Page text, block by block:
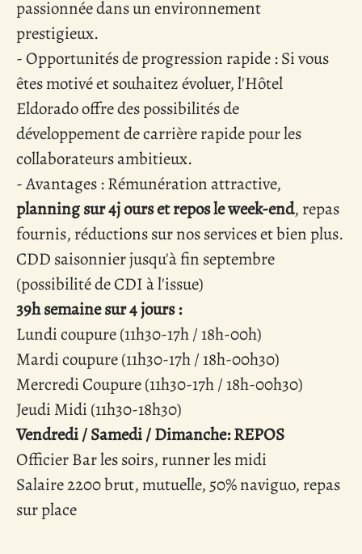
passionnée dans un environnement
prestigieux.
- Opportunités de progression rapide : Si vous
êtes motivé et souhaitez évoluer, l'Hôtel
Eldorado offre des possibilités de
développement de carrière rapide pour les
collaborateurs ambitieux.
- Avantages : Rémunération attractive,
planning sur 4j ours et repos le week-end, repas
fournis, réductions sur nos services et bien plus.
CDD saisonnier jusqu'à fin septembre
(possibilité de CDI à l'issue)
39h semaine sur 4 jours :
Lundi coupure (11h30-17h / 18h-00h)
Mardi coupure (11h30-17h / 18h-00h30)
Mercredi Coupure (11h30-17h / 18h-00h30)
Jeudi Midi (11h30-18h30)
Vendredi / Samedi / Dimanche: REPOS
Officier Bar les soirs, runner les midi
Salaire 2200 brut, mutuelle, 50% naviguo, repas
sur place